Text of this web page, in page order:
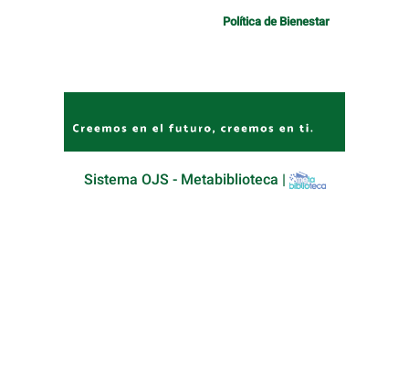
Política de Bienestar
Sistema OJS - Metabiblioteca |